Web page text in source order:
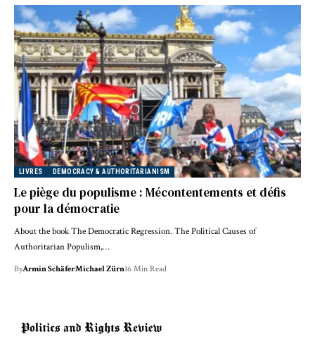
LIVRES DEMOCRACY & AUTHORITARIANISM
Le piège du populisme : Mécontentements et défis
pour la démocratie
About the book The Democratic Regression. The Political Causes of
Authoritarian Populism,…
ByArmin SchäferMichael Zürn16 Min Read